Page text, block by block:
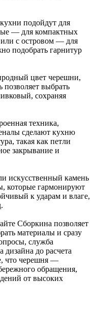
подойдут для
— для компактных
с островом — для
подобрать гарнитур
цвет черешни,
позволяет выбрать
сохраняя
техника,
сделают кухню
такая как петли
закрывание и
искусственный камень
которые гармонируют
к ударам и влаге,
Сборкина позволяет
материалы и сразу
служба
до расчета
что черешня —
обращения,
от высоких